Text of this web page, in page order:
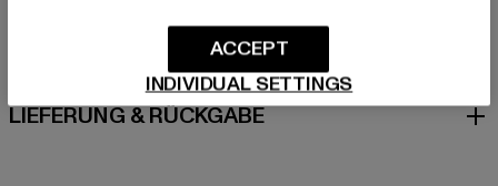
PFLEGEHINWEISE
LIEFERUNG & RÜCKGABE
INDIVIDUAL SETTINGS
ACCEPT